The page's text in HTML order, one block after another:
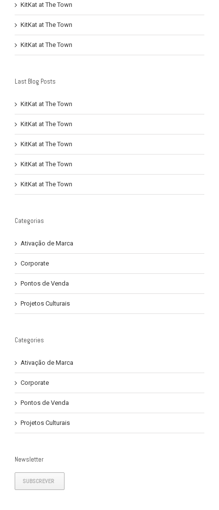
KitKat at The Town
KitKat at The Town
KitKat at The Town
Last Blog Posts
KitKat at The Town
KitKat at The Town
KitKat at The Town
KitKat at The Town
KitKat at The Town
Categorias
Ativação de Marca
Corporate
Pontos de Venda
Projetos Culturais
Categories
Ativação de Marca
Corporate
Pontos de Venda
Projetos Culturais
Newsletter
SUBSCREVER